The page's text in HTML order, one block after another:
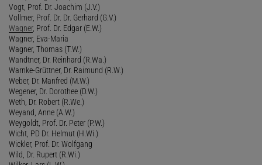
Vogt, Prof. Dr. Joachim (J.V.)
Vollmer, Prof. Dr. Dr. Gerhard (G.V.)
Wagner, Prof. Dr. Edgar (E.W.)
Wagner, Eva-Maria
Wagner, Thomas (T.W.)
Wandtner, Dr. Reinhard (R.Wa.)
Warnke-Grüttner, Dr. Raimund (R.W.)
Weber, Dr. Manfred (M.W.)
Wegener, Dr. Dorothee (D.W.)
Weth, Dr. Robert (R.We.)
Weyand, Anne (A.W.)
Weygoldt, Prof. Dr. Peter (P.W.)
Wicht, PD Dr. Helmut (H.Wi.)
Wickler, Prof. Dr. Wolfgang
Wild, Dr. Rupert (R.Wi.)